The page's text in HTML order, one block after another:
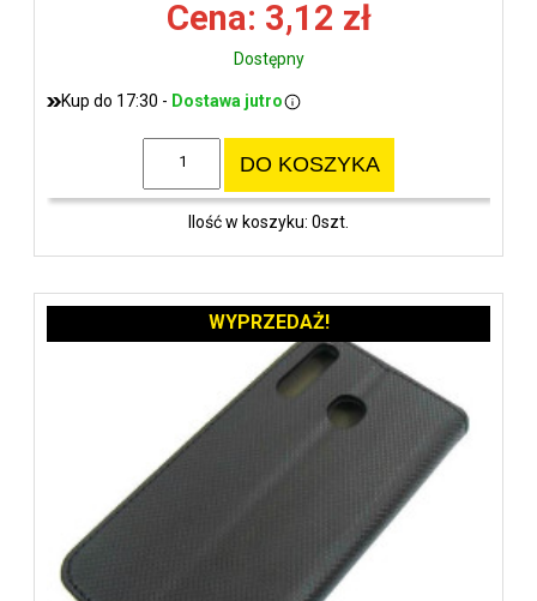
Cena: 3,12 zł
Dostępny
Kup do 17:30 - Dostawa jutro
DO KOSZYKA
Ilość w koszyku: 0szt.
WYPRZEDAŻ!